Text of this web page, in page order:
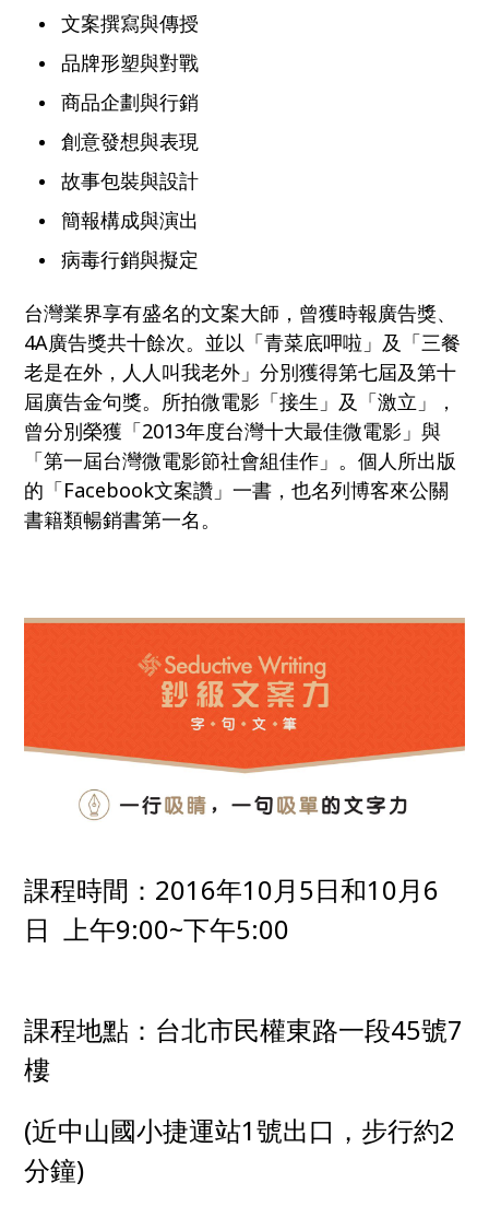
文案撰寫與傳授
品牌形塑與對戰
商品企劃與行銷
創意發想與表現
故事包裝與設計
簡報構成與演出
病毒行銷與擬定
台灣業界享有盛名的文案大師，曾獲時報廣告獎、
4A廣告獎共十餘次。並以「青菜底呷啦」及「三餐
老是在外，人人叫我老外」分別獲得第七屆及第十
屆廣告金句獎。所拍微電影「接生」及「激立」，
曾分別榮獲「2013年度台灣十大最佳微電影」與
「第一屆台灣微電影節社會組佳作」。個人所出版
的「Facebook文案讚」一書，也名列博客來公關
書籍類暢銷書第一名。
課程時間：2016年10月5日和10月6
日 上午9:00~下午5:00
課程地點：台北市民權東路一段45號7
樓
(近中山國小捷運站1號出口，步行約2
分鐘)